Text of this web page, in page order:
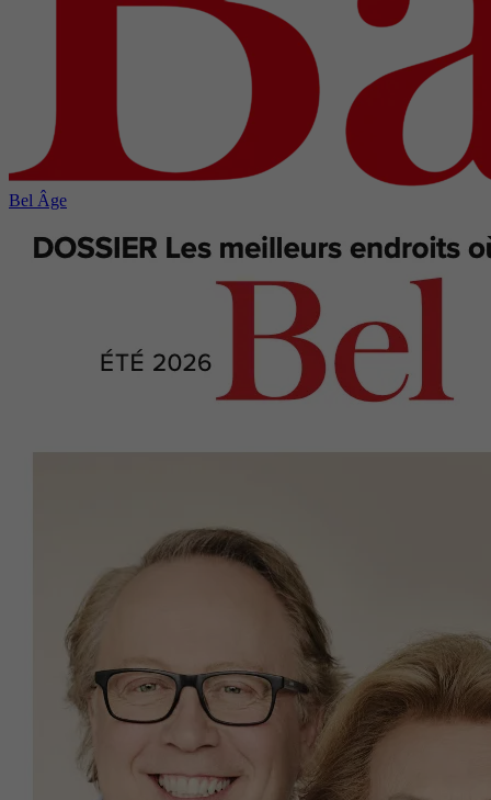
Bel Âge